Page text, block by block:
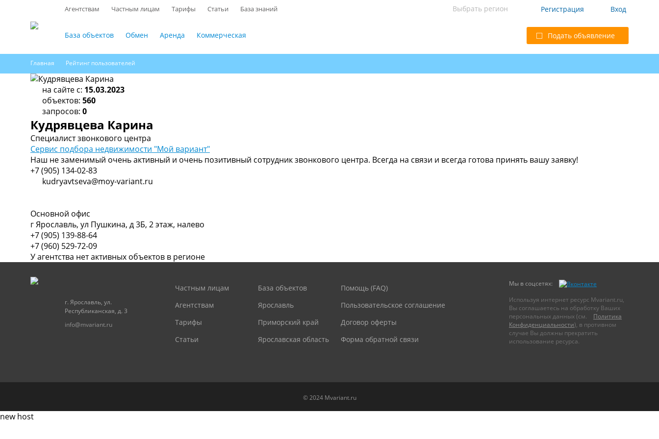
Агентствам Частным лицам Тарифы Статьи База знаний Выбрать регион Регистрация Вход
База объектов Обмен Аренда Коммерческая Подать объявление
Главная Рейтинг пользователей
на сайте с: 15.03.2023
объектов: 560
запросов: 0
Кудрявцева Карина
Специалист звонкового центра
Сервис подбора недвижимости "Мой вариант"
Наш не заменимый очень активный и очень позитивный сотрудник звонкового центра. Всегда на связи и всегда готова принять вашу заявку!
+7 (905) 134-02-83
kudryavtseva@moy-variant.ru
Основной офис
г Ярославль, ул Пушкина, д 3Б, 2 этаж, налево
+7 (905) 139-88-64
+7 (960) 529-72-09
У агентства нет активных объектов в регионе
г. Ярославль, ул.
Республиканская, д. 3
info@mvariant.ru
Частным лицам
Агентствам
Тарифы
Статьи
База объектов
Ярославль
Приморский край
Ярославская область
Помощь (FAQ)
Пользовательское соглашение
Договор оферты
Форма обратной связи
Мы в соцсетях:
Используя интернет ресурс Mvariant.ru,
Вы соглашаетесь на обработку Ваших
персональных данных (см.
Политика
Конфиденциальности), в противном
случае Вы должны прекратить
использование ресурса.
© 2024 Mvariant.ru
new host